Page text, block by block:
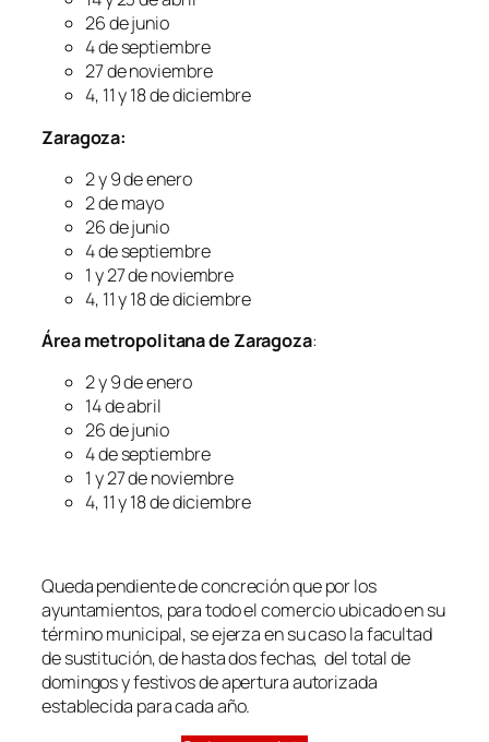
26 de junio
4 de septiembre
27 de noviembre
4, 11 y 18 de diciembre
Zaragoza:
2 y 9 de enero
2 de mayo
26 de junio
4 de septiembre
1 y 27 de noviembre
4, 11 y 18 de diciembre
Área metropolitana de Zaragoza:
2 y 9 de enero
14 de abril
26 de junio
4 de septiembre
1 y 27 de noviembre
4, 11 y 18 de diciembre
Queda pendiente de concreción que por los
ayuntamientos, para todo el comercio ubicado en su
término municipal, se ejerza en su caso la facultad
de sustitución, de hasta dos fechas, del total de
domingos y festivos de apertura autorizada
establecida para cada año.